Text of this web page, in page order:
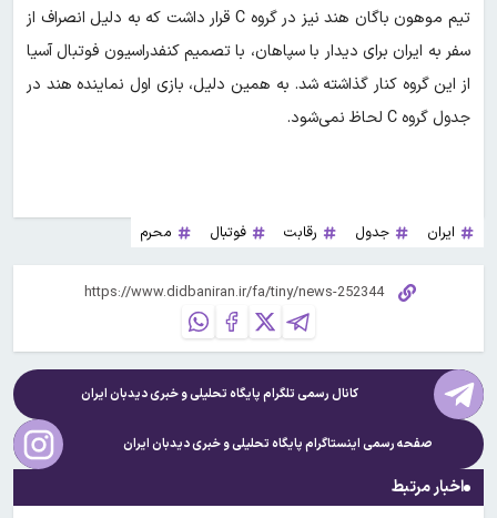
تیم موهون باگان هند نیز در گروه C قرار داشت که به دلیل انصراف از
سفر به ایران برای دیدار با سپاهان، با تصمیم کنفدراسیون فوتبال آسیا
از این گروه کنار گذاشته شد. به همین دلیل، بازی اول نماینده هند در
جدول گروه C لحاظ نمی‌شود.
ایران جدول رقابت فوتبال محرم
کانال رسمی تلگرام پایگاه تحلیلی و خبریدیدبان ایران
صفحه رسمی اینستاگرام پایگاه تحلیلی و خبریدیدبان ایران
اخبار مرتبط